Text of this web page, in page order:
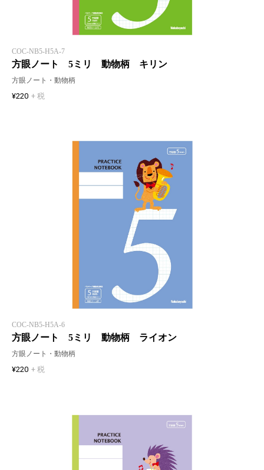
COC-NB5-H5A-7
方眼ノート 5ミリ 動物柄 キリン
方眼ノート・動物柄
¥220 + 税
COC-NB5-H5A-6
方眼ノート 5ミリ 動物柄 ライオン
方眼ノート・動物柄
¥220 + 税